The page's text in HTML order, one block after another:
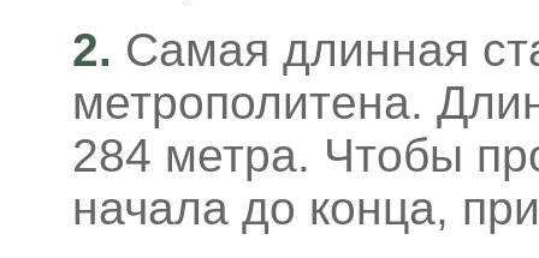
2. Самая длинная
метрополитена.
284 метра. Чтобы
начала до конца,